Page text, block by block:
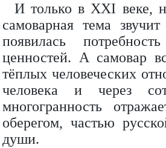
И только в XXI веке,
самоварная тема
появилась
ценностей. А самовар
тёплых человеческих
человека и через
многогранность
оберегом, частью
души.